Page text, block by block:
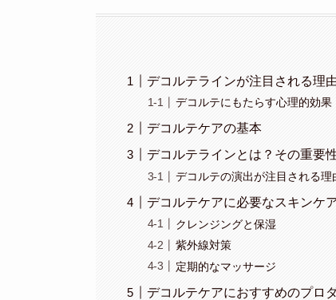
デコルテラインが注目される理
デコルテにもたらす心理的効果
デコルテケアの基本
デコルテラインとは？その重要
デコルテの演出が注目される理
デコルテケアに必要なスキンケ
クレンジングと保湿
紫外線対策
定期的なマッサージ
デコルテケアにおすすめのプロ